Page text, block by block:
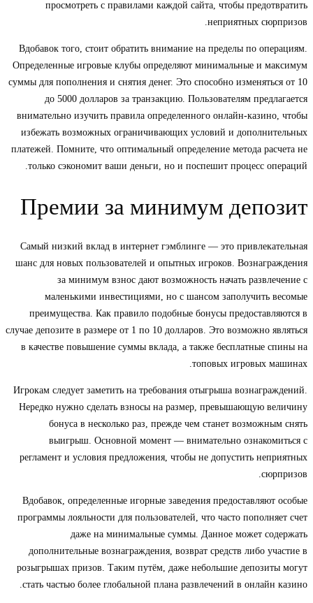
просмотреть с правилами каждой сайта, чтобы предотвратить
неприятных сюрпризов.
Вдобавок того, стоит обратить внимание на пределы по операциям.
Определенные игровые клубы определяют минимальные и максимум
суммы для пополнения и снятия денег. Это способно изменяться от 10
до 5000 долларов за транзакцию. Пользователям предлагается
внимательно изучить правила определенного онлайн-казино, чтобы
избежать возможных ограничивающих условий и дополнительных
платежей. Помните, что оптимальный определение метода расчета не
только сэкономит ваши деньги, но и поспешит процесс операций.
Премии за минимум депозит
Самый низкий вклад в интернет гэмблинге — это привлекательная
шанс для новых пользователей и опытных игроков. Вознаграждения
за минимум взнос дают возможность начать развлечение с
маленькими инвестициями, но с шансом заполучить весомые
преимущества. Как правило подобные бонусы предоставляются в
случае депозите в размере от 1 по 10 долларов. Это возможно являться
в качестве повышение суммы вклада, а также бесплатные спины на
топовых игровых машинах.
Игрокам следует заметить на требования отыгрыша вознаграждений.
Нередко нужно сделать взносы на размер, превышающую величину
бонуса в несколько раз, прежде чем станет возможным снять
выигрыш. Основной момент — внимательно ознакомиться с
регламент и условия предложения, чтобы не допустить неприятных
сюрпризов.
Вдобавок, определенные игорные заведения предоставляют особые
программы лояльности для пользователей, что часто пополняет счет
даже на минимальные суммы. Данное может содержать
дополнительные вознаграждения, возврат средств либо участие в
розыгрышах призов. Таким путём, даже небольшие депозиты могут
стать частью более глобальной плана развлечений в онлайн казино.